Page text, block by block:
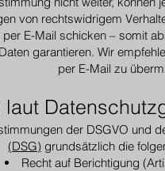
von rechtswidrigem
E-Mail schicken – somit
garantieren. Wir
per E-Mail zu
laut
der DSGVO und
(DSG) grundsätzlich die
Recht auf Berichtigung